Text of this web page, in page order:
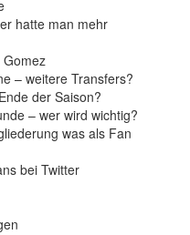
hatte man mehr
– weitere Transfers?
der Saison?
– wer wird wichtig?
was als Fan
bei Twitter